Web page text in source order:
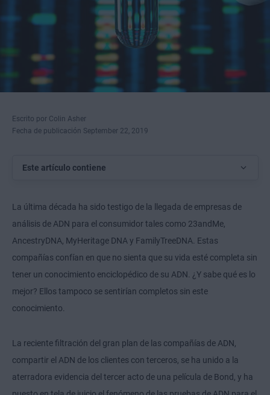
Escrito por Colin Asher
Fecha de publicación September 22, 2019
Este artículo contiene
La última década ha sido testigo de la llegada de empresas de
análisis de ADN para el consumidor tales como 23andMe,
AncestryDNA, MyHeritage DNA y FamilyTreeDNA. Estas
compañías confían en que no sienta que su vida esté completa sin
tener un conocimiento enciclopédico de su ADN. ¿Y sabe qué es lo
mejor? Ellos tampoco se sentirían completos sin este
conocimiento.
La reciente filtración del gran plan de las compañías de ADN,
compartir el ADN de los clientes con terceros, se ha unido a la
aterradora evidencia del tercer acto de una película de Bond, y ha